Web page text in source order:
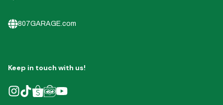
807GARAGE.com
Keep in touch with us!